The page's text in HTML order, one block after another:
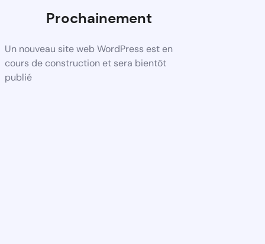
Prochainement
Un nouveau site web WordPress est en
cours de construction et sera bientôt
publié